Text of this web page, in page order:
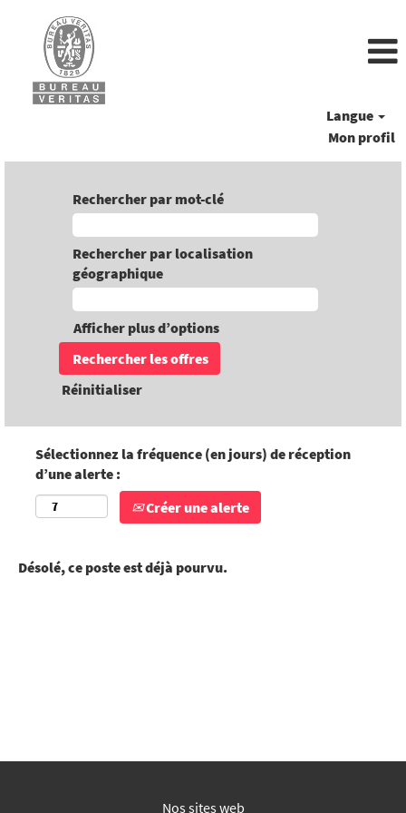
Langue
Mon profil
Rechercher par mot-clé
Rechercher par localisation
géographique
Afficher plus d’options
Réinitialiser
Sélectionnez la fréquence (en jours) de réception
d’une alerte :
Créer une alerte
Désolé, ce poste est déjà pourvu.
Nos sites web